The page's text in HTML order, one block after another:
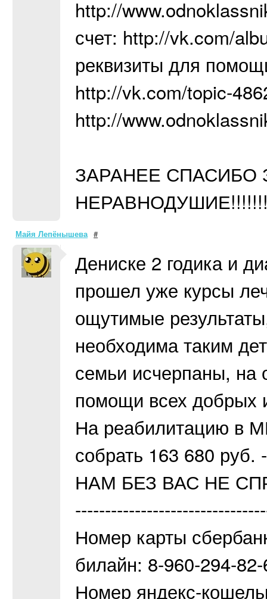
http://
счет: http://vk.com/
реквизиты для
http://vk.com/topic-
http://
ЗАРАНЕЕ СПАСИБО
Майя Лепёнышева #
Дениске 2 годика и
прошел уже курсы
ощутимые
необходима таким
семьи исчерпаны, на
помощи всех добрых
На реабилитацию в
собрать 163 680 руб.
НАМ БЕЗ ВАС НЕ
Номер карты
билайн: 8-960-294-
Номер яндекс-